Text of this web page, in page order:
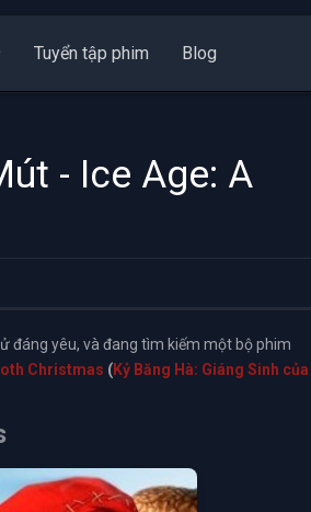
Tuyển tập phim Blog
- Ice Age: A
đáng yêu, và đang tìm kiếm một bộ phim
Christmas (Kỷ Băng Hà: Giáng Sinh của